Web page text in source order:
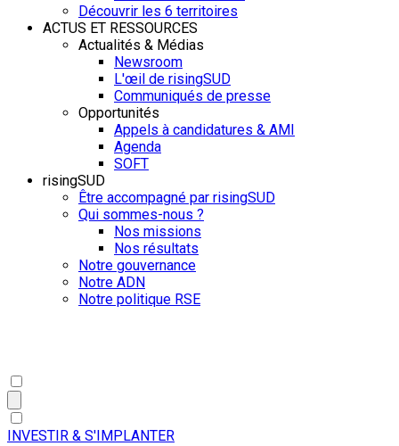
Découvrir les 6 territoires
ACTUS ET RESSOURCES
Actualités & Médias
Newsroom
L'œil de risingSUD
Communiqués de presse
Opportunités
Appels à candidatures & AMI
Agenda
SOFT
risingSUD
Être accompagné par risingSUD
Qui sommes-nous ?
Nos missions
Nos résultats
Notre gouvernance
Notre ADN
Notre politique RSE
INVESTIR & S'IMPLANTER